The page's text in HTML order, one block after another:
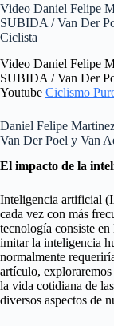
Video Daniel Felipe
SUBIDA / Van Der
Ciclista
Video Daniel Felipe
SUBIDA / Van Der
Youtube Ciclismo
Daniel Felipe
Van Der Poel y Van
El impacto de la
Inteligencia artificial
cada vez con más
tecnología consiste en
imitar la inteligencia
normalmente
artículo,
la vida cotidiana de
diversos aspectos de